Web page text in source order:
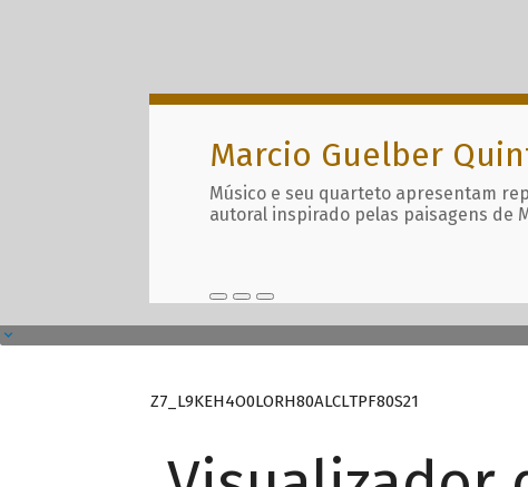
Marcio Guelber
Músico e seu quarteto apresentam
autoral inspirado pelas paisagens de
Z7_L9KEH4O0LORH80ALCLTPF80S21